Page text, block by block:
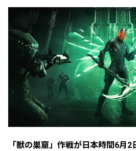
「獣の巣窟」作戦が日本時間6月